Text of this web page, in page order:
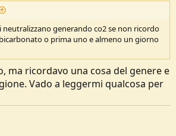
neutralizzano generando co2 se non ricordo
o prima uno e almeno un giorno
ma ricordavo una cosa del genere e
Vado a leggermi qualcosa per